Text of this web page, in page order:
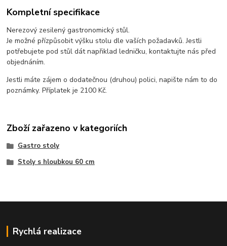
Kompletní specifikace
Nerezový zesilený gastronomický stůl.
Je možné přízpůsobit výšku stolu dle vaších požadavků. Jestli
potřebujete pod stůl dát napřiklad ledničku, kontaktujte nás před
objednáním.
Jestli máte zájem o dodatečnou (druhou) polici, napište nám to do
poznámky. Příplatek je 2100 Kč.
Zboží zařazeno v kategoriích
Gastro stoly
Stoly s hloubkou 60 cm
Rychlá realizace